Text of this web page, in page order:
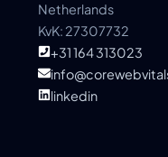
Netherlands
KvK: 27307732
+31 164 313023
linkedin